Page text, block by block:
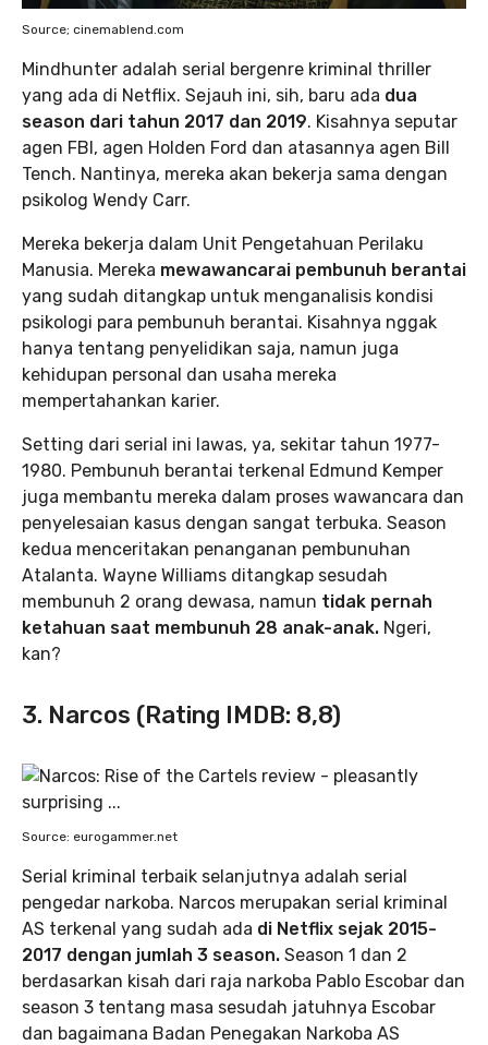
Source; cinemablend.com
Mindhunter adalah serial bergenre kriminal thriller
yang ada di Netflix. Sejauh ini, sih, baru ada dua
season dari tahun 2017 dan 2019. Kisahnya seputar
agen FBI, agen Holden Ford dan atasannya agen Bill
Tench. Nantinya, mereka akan bekerja sama dengan
psikolog Wendy Carr.
Mereka bekerja dalam Unit Pengetahuan Perilaku
Manusia. Mereka mewawancarai pembunuh berantai
yang sudah ditangkap untuk menganalisis kondisi
psikologi para pembunuh berantai. Kisahnya nggak
hanya tentang penyelidikan saja, namun juga
kehidupan personal dan usaha mereka
mempertahankan karier.
Setting dari serial ini lawas, ya, sekitar tahun 1977-
1980. Pembunuh berantai terkenal Edmund Kemper
juga membantu mereka dalam proses wawancara dan
penyelesaian kasus dengan sangat terbuka. Season
kedua menceritakan penanganan pembunuhan
Atalanta. Wayne Williams ditangkap sesudah
membunuh 2 orang dewasa, namun tidak pernah
ketahuan saat membunuh 28 anak-anak. Ngeri,
kan?
3. Narcos (Rating IMDB: 8,8)
Source: eurogammer.net
Serial kriminal terbaik selanjutnya adalah serial
pengedar narkoba. Narcos merupakan serial kriminal
AS terkenal yang sudah ada di Netflix sejak 2015-
2017 dengan jumlah 3 season. Season 1 dan 2
berdasarkan kisah dari raja narkoba Pablo Escobar dan
season 3 tentang masa sesudah jatuhnya Escobar
dan bagaimana Badan Penegakan Narkoba AS